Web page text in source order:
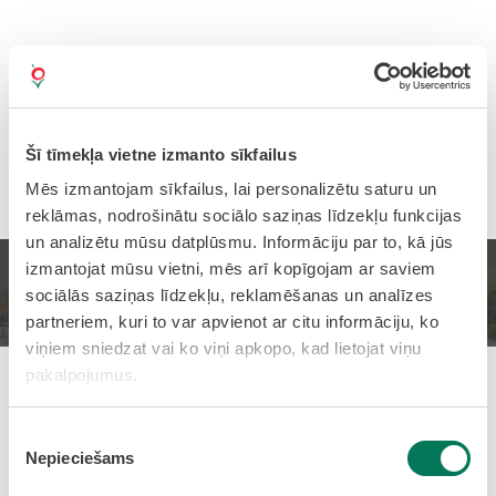
Šī tīmekļa vietne izmanto sīkfailus
Mēs izmantojam sīkfailus, lai personalizētu saturu un
reklāmas, nodrošinātu sociālo saziņas līdzekļu funkcijas
un analizētu mūsu datplūsmu. Informāciju par to, kā jūs
izmantojat mūsu vietni, mēs arī kopīgojam ar saviem
sociālās saziņas līdzekļu, reklamēšanas un analīzes
partneriem, kuri to var apvienot ar citu informāciju, ko
viņiem sniedzat vai ko viņi apkopo, kad lietojat viņu
pakalpojumus.
izvēle
Nepieciešams
Sākums Sporta pasākumu kalendārs
Olaines amatieru volejbola
čempionāts - 2.posms (2026)